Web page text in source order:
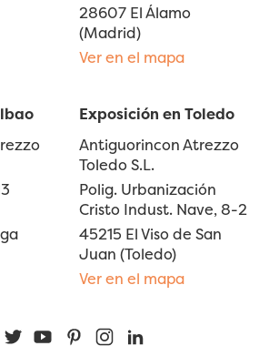
28607 El Álamo
(Madrid)
Ver en el mapa
Exposición en Toledo
Antiguorincon Atrezzo
Toledo S.L.
Polig. Urbanización
Cristo Indust. Nave, 8-2
45215 El Viso de San
Juan (Toledo)
Ver en el mapa
FacebookTwitterYouTubePinterestInstagram